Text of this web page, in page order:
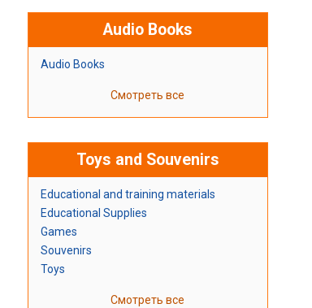
Audio Books
Audio Books
Смотреть все
Toys and Souvenirs
Educational and training materials
Educational Supplies
Games
Souvenirs
Toys
Смотреть все